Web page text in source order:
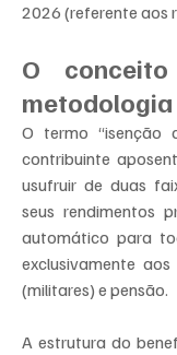
2026 (referente aos
O
O termo “isenção
contribuinte
usufruir de duas
seus rendimentos
automático para
exclusivamente
(militares) e pensão.
A estrutura do